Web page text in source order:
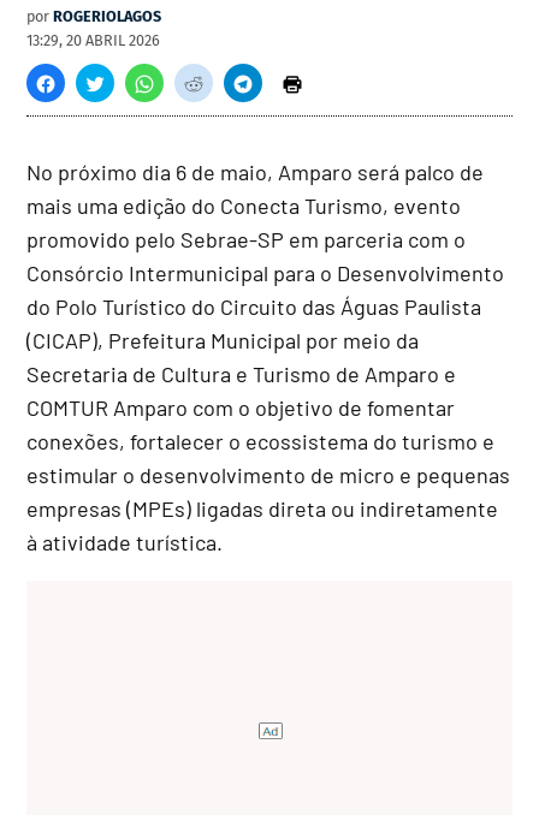
por ROGERIOLAGOS
13:29, 20 ABRIL 2026
No próximo dia 6 de maio, Amparo será palco de
mais uma edição do Conecta Turismo, evento
promovido pelo Sebrae-SP em parceria com o
Consórcio Intermunicipal para o Desenvolvimento
do Polo Turístico do Circuito das Águas Paulista
(CICAP), Prefeitura Municipal por meio da
Secretaria de Cultura e Turismo de Amparo e
COMTUR Amparo com o objetivo de fomentar
conexões, fortalecer o ecossistema do turismo e
estimular o desenvolvimento de micro e pequenas
empresas (MPEs) ligadas direta ou indiretamente
à atividade turística.